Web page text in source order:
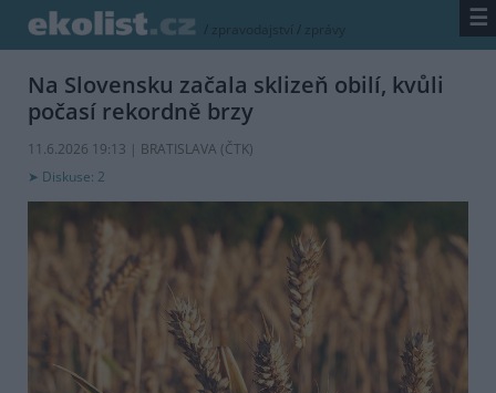
/ zpravodajství / zprávy ☰
Na Slovensku začala sklizeň obilí, kvůli
počasí rekordně brzy
11.6.2026 19:13 | BRATISLAVA (ČTK)
Diskuse: 2